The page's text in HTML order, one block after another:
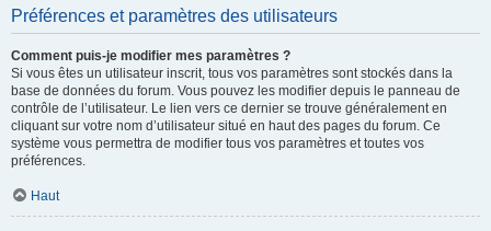
Préférences et paramètres des utilisateurs
Comment puis-je modifier mes paramètres ?
Si vous êtes un utilisateur inscrit, tous vos paramètres sont stockés dans la
base de données du forum. Vous pouvez les modifier depuis le panneau de
contrôle de l’utilisateur. Le lien vers ce dernier se trouve généralement en
cliquant sur votre nom d’utilisateur situé en haut des pages du forum. Ce
système vous permettra de modifier tous vos paramètres et toutes vos
préférences.
Haut